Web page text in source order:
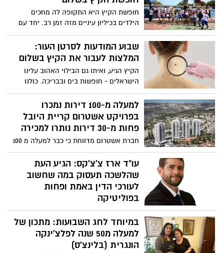
חופשת הקיץ היא התקופה לה מחכים
הילדים בכיליון עיניים מזה זמן רב. יחד עם
זאת היא מהווה גם תקופה מאתגרת במיוחד
עבור ההורים, שנכנסים למרוץ אינטנסיבי,
המסתיים בתחילת חודש ספטמבר עם החזרה
למסגרות החינוך. דורית בן גד-אלבז,
פסיכולוגית רפואית וחינוכית, בקופת חולים
מאוחדת במחוז ירושלים, מעניקה מספר
המלצות להורים כיצד לצלוח את החופש
הגדול בשלום
שבוע המודעות לסרטן העור:
המלצות לעבור את הקיץ בשלום
הקיץ הגיע, ואיתו גם הבילוי האהוב עלינו
הישראלים - חופשות בים ובבריכה. כולנו
יודעים עד כמה חשוב להימרח בקרם הגנה
ולהישמר מפני השמש, אך האם ידעתם שצריך
למרוח קרם הגנה גם על השפתיים והאוזניים?
או שחשוב להימרח גם ביום יום או בדרך
לעבודה? לרגל שבוע המודעות לסרטן העור
ולקראת היציאה לחופש הגדול, אילנה
רוזנבלום, מקדמת הבריאות של מאוחדת
במחוז ירושלים, עם המלצות כיצד לשמור על
הבריאות שלנו בקיץ הישראלי
למעלה מ-100 דירות נמכרו
בפרויקט אשטרום קריית היובל
פחות מ-30 דירות נותרו למכירה
חברת אשטרום מדווחת כי כבר למעלה מ 100
דירות נמכרו בפרויקט אשטרום קריית היובל.
הרוכשים צפויים לקבל מפתחות ממש בעוד
חודשים בודדים
עו"ד ארז צ'צ'קס: הגיע העת
שהלשכה תעסוק במה שחשוב
לעורכי הדין באמת ופחות
בפוליטיקה
בשבוע הבא ייערכו הבחירות ללשכת עורכי
הדין, בירושלים צפוי עו"ד ארז צ'צ'קס
שהצליח לגבש קואליציה רחבה במועמדותו
להחליף את אשר אקסלרד הוותיק ובכך לסמן
במיוחד לחג השבועות: מתכון של
למעלה מ50 שנה לפלצ'ינקה
הונגרית (בלינצ'ס)